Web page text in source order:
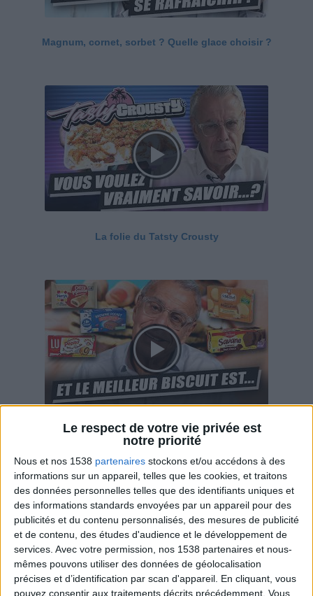
Le respect de votre vie privée est
notre priorité
Nous et nos 1538 partenaires stockons et/ou accédons à des
informations sur un appareil, telles que les cookies, et traitons
des données personnelles telles que des identifiants uniques et
des informations standards envoyées par un appareil pour des
publicités et du contenu personnalisés, des mesures de publicité
et de contenu, des études d'audience et le développement de
services. Avec votre permission, nos 1538 partenaires et nous-
mêmes pouvons utiliser des données de géolocalisation
précises et d’identification par scan d'appareil. En cliquant, vous
pouvez consentir aux traitements décrits précédemment. Vous
Magnum, cornet, sorbet ? Quelle glace choisir ?
La folie du Tatsty Crousty
Savane, LU, Pepito, Harrys... Que valent vraiment
ces gâteaux ?
Webinaires en direct Voir tout